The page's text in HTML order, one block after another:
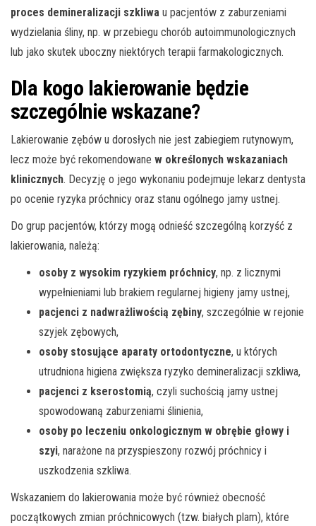
proces demineralizacji szkliwa u pacjentów z zaburzeniami
wydzielania śliny, np. w przebiegu chorób autoimmunologicznych
lub jako skutek uboczny niektórych terapii farmakologicznych.
Dla kogo lakierowanie będzie
szczególnie wskazane?
Lakierowanie zębów u dorosłych nie jest zabiegiem rutynowym,
lecz może być rekomendowane w określonych wskazaniach
klinicznych. Decyzję o jego wykonaniu podejmuje lekarz dentysta
po ocenie ryzyka próchnicy oraz stanu ogólnego jamy ustnej.
Do grup pacjentów, którzy mogą odnieść szczególną korzyść z
lakierowania, należą:
osoby z wysokim ryzykiem próchnicy, np. z licznymi
wypełnieniami lub brakiem regularnej higieny jamy ustnej,
pacjenci z nadwrażliwością zębiny, szczególnie w rejonie
szyjek zębowych,
osoby stosujące aparaty ortodontyczne, u których
utrudniona higiena zwiększa ryzyko demineralizacji szkliwa,
pacjenci z kserostomią, czyli suchością jamy ustnej
spowodowaną zaburzeniami ślinienia,
osoby po leczeniu onkologicznym w obrębie głowy i
szyi, narażone na przyspieszony rozwój próchnicy i
uszkodzenia szkliwa.
Wskazaniem do lakierowania może być również obecność
początkowych zmian próchnicowych (tzw. białych plam), które